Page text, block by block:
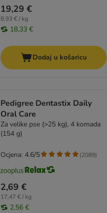
19,29 €
8,93 € / kg
18,33 €
Dodaj u košaricu
Pedigree Dentastix Daily
Oral Care
Za velike pse (>25 kg), 4 komada
(154 g)
2,69 €
17,47 € / kg
2,56 €
Ocjena: 4.6/5 (2089)